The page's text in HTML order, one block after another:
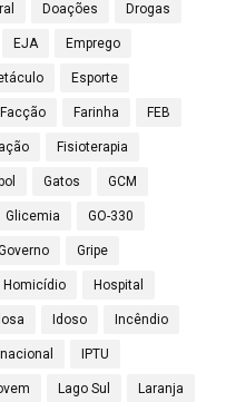
Doações Drogas
EJA Emprego
Esporte
Facção Farinha FEB
Fisioterapia
Gatos GCM
Glicemia GO-330
Gripe
Homicídio Hospital
Idoso Incêndio
IPTU
Lago Sul Laranja